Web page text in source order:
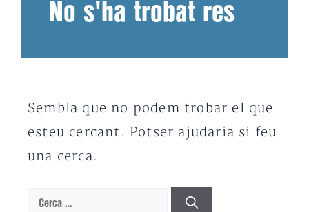
No s'ha trobat res
Sembla que no podem trobar el que
esteu cercant. Potser ajudaria si feu
una cerca.
Cerca: